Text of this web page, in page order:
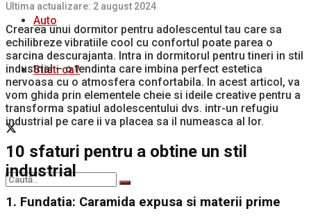
Auto
Stiati ca?
Ultima actualizare: 2 august 2024
Crearea unui dormitor pentru adolescentul tau care sa
echilibreze vibratiile cool cu confortul poate parea o
sarcina descurajanta. Intra in dormitorul pentru tineri in stil
industrial – o tendinta care imbina perfect estetica
nervoasa cu o atmosfera confortabila. In acest articol, va
vom ghida prin elementele cheie si ideile creative pentru a
transforma spatiul adolescentului dvs. intr-un refugiu
industrial pe care ii va placea sa il numeasca al lor.
10 sfaturi pentru a obtine un stil
industrial
1. Fundatia: Caramida expusa si materii prime